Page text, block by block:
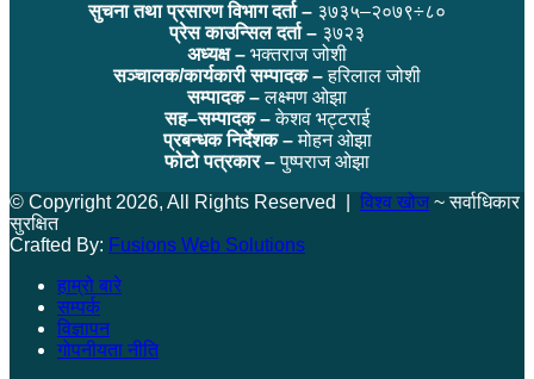
सुचना तथा प्रसारण विभाग दर्ता – ३७३५–२०७९÷८०
प्रेस काउन्सिल दर्ता – ३७२३
अध्यक्ष – भक्तराज जोशी
सञ्चालक/कार्यकारी सम्पादक –हरिलाल जोशी
सम्पादक –लक्ष्मण ओझा
सह–सम्पादक –केशव भट्टराई
प्रबन्धक निर्देशक –मोहन ओझा
फोटो पत्रकार –पुष्पराज ओझा
© Copyright 2026, All Rights Reserved | विश्व खोज~ सर्वाधिकार
सुरक्षित
Crafted By: Fusions Web Solutions
हाम्रो बारे
सम्पर्क
विज्ञापन
गोपनीयता नीति